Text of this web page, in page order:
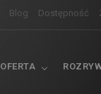
Blog Dostępność
OFERTA